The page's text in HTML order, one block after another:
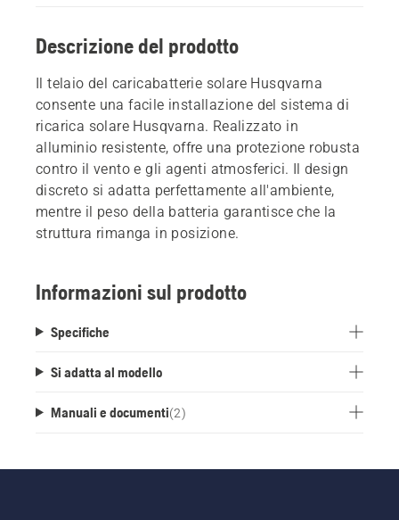
Descrizione del prodotto
Il telaio del caricabatterie solare Husqvarna
consente una facile installazione del sistema di
ricarica solare Husqvarna. Realizzato in
alluminio resistente, offre una protezione robusta
contro il vento e gli agenti atmosferici. Il design
discreto si adatta perfettamente all'ambiente,
mentre il peso della batteria garantisce che la
struttura rimanga in posizione.
Informazioni sul prodotto
Specifiche
Si adatta al modello
Manuali e documenti(2)